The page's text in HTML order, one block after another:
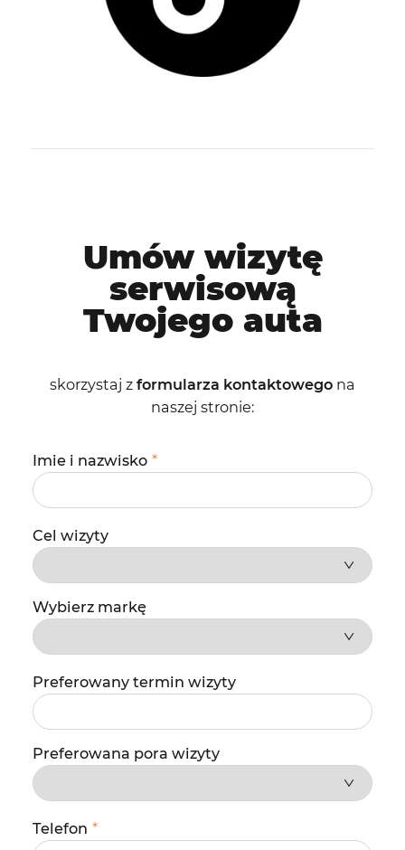
Umów wizytę
serwisową
Twojego auta
skorzystaj z formularza kontaktowego na
naszej stronie:
Imie i nazwisko *
Cel wizyty
Wybierz markę
Preferowany termin wizyty
Preferowana pora wizyty
Telefon *